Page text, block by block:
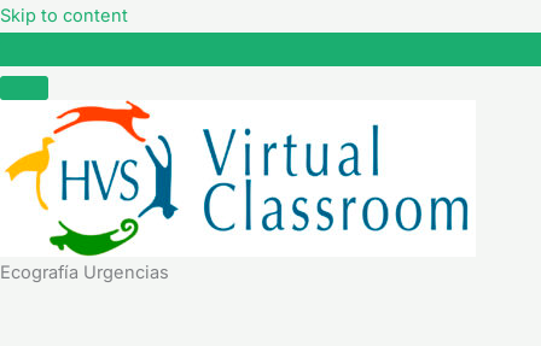
Skip to content
Ecografía Urgencias